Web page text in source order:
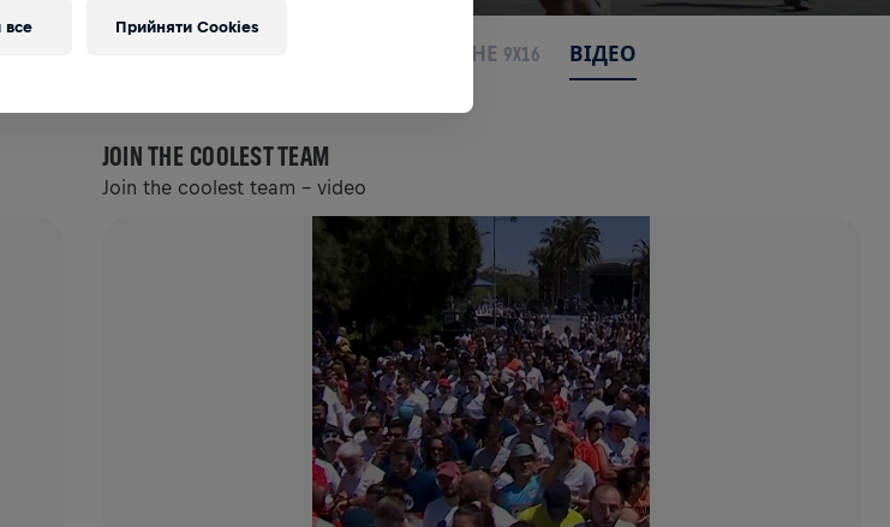
ПРИЄДНУЙСЯ ДО МЕНЕ 9X16 ВІДЕО
JOIN THE COOLEST TEAM
Join the coolest team - video
все Прийняти Cookies